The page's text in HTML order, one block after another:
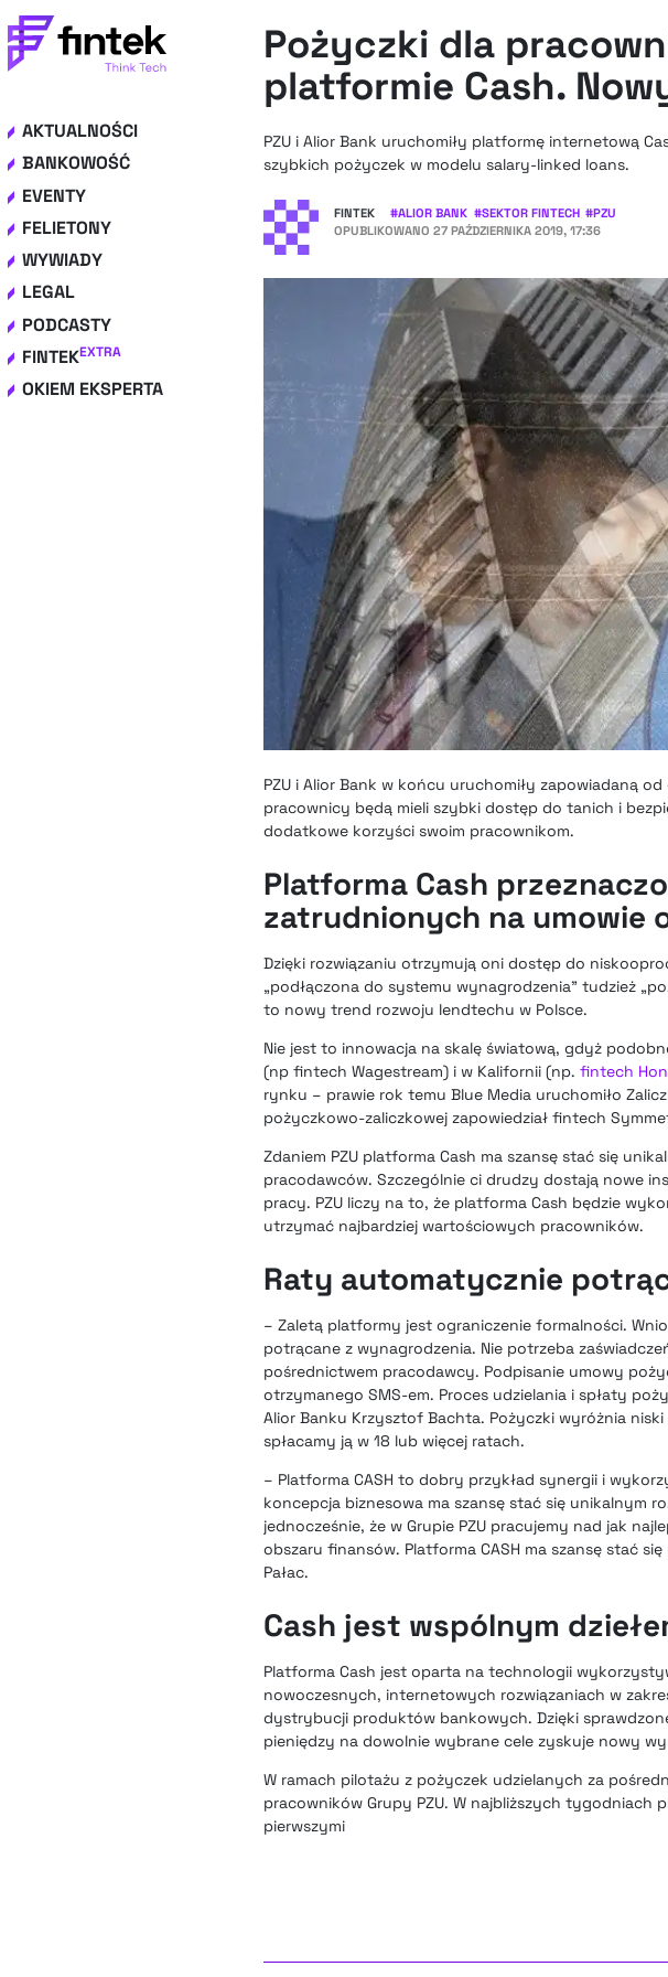
AKTUALNOŚCI
BANKOWOŚĆ
EVENTY
FELIETONY
WYWIADY
LEGAL
PODCASTY
FINTEKEXTRA
OKIEM EKSPERTA
Pożyczki dla
platformie Cash.
PZU i Alior Bank uruchomiły platformę internetową
szybkich pożyczek w modelu salary-linked loans.
FINTEK #ALIOR BANK #SEKTOR FINTECH #PZU
OPUBLIKOWANO 27 PAŹDZIERNIKA 2019, 17:36
PZU i Alior Bank w końcu uruchomiły zapowiadaną
pracownicy będą mieli szybki dostęp do tanich i
dodatkowe korzyści swoim pracownikom.
Platforma Cash
zatrudnionych na umowie
Dzięki rozwiązaniu otrzymują oni dostęp do
„podłączona do systemu wynagrodzenia” tudzież
to nowy trend rozwoju lendtechu w Polsce.
Nie jest to innowacja na skalę światową, gdyż
(np fintech Wagestream) i w Kalifornii (np. fintech
rynku – prawie rok temu Blue Media uruchomiło
pożyczkowo-zaliczkowej zapowiedział fintech
Zdaniem PZU platforma Cash ma szansę stać się
pracodawców. Szczególnie ci drudzy dostają nowe
pracy. PZU liczy na to, że platforma Cash będzie
utrzymać najbardziej wartościowych pracowników.
Raty automatycznie
– Zaletą platformy jest ograniczenie formalności.
potrącane z wynagrodzenia. Nie potrzeba
pośrednictwem pracodawcy. Podpisanie umowy
otrzymanego SMS-em. Proces udzielania i spłaty
Alior Banku Krzysztof Bachta. Pożyczki wyróżnia
spłacamy ją w 18 lub więcej ratach.
– Platforma CASH to dobry przykład synergii i
koncepcja biznesowa ma szansę stać się unikalnym
jednocześnie, że w Grupie PZU pracujemy nad jak
obszaru finansów. Platforma CASH ma szansę stać
Pałac.
Cash jest wspólnym
Platforma Cash jest oparta na technologii
nowoczesnych, internetowych rozwiązaniach w
dystrybucji produktów bankowych. Dzięki
pieniędzy na dowolnie wybrane cele zyskuje nowy
W ramach pilotażu z pożyczek udzielanych za
pracowników Grupy PZU. W najbliższych
pierwszymi